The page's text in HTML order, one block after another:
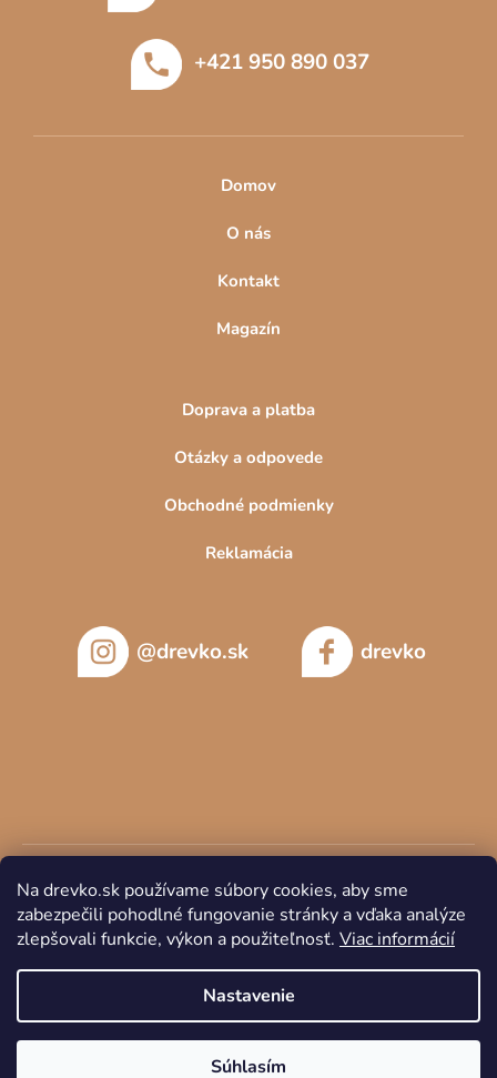
Na drevko.sk používame súbory cookies, aby sme
zabezpečili pohodlné fungovanie stránky a vďaka analýze
zlepšovali funkcie, výkon a použiteľnosť. Viac informácií
Nastavenie
Súhlasím
+421 950 890 037
Domov
O nás
Kontakt
Magazín
Doprava a platba
Otázky a odpovede
Obchodné podmienky
Reklamácia
@drevko.sk drevko